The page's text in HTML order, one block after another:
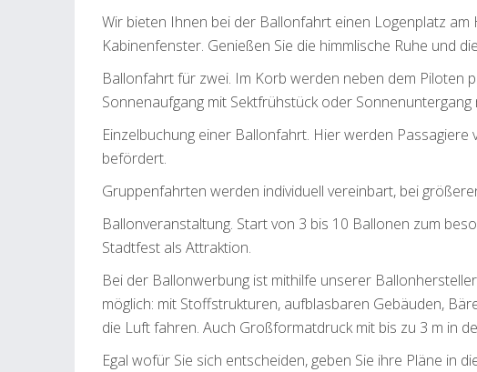
Wir bieten Ihnen bei der Ballonfahrt einen Logenplatz
Kabinenfenster. Genießen Sie die himmlische Ruhe und
Ballonfahrt für zwei. Im Korb werden neben dem Piloten
Sonnenaufgang mit Sektfrühstück oder Sonnenuntergang
Einzelbuchung einer Ballonfahrt. Hier werden
befördert.
Gruppenfahrten werden individuell vereinbart, bei
Ballonveranstaltung. Start von 3 bis 10 Ballonen zum
Stadtfest als Attraktion.
Bei der Ballonwerbung ist mithilfe unserer
möglich: mit Stoffstrukturen, aufblasbaren Gebäuden,
die Luft fahren. Auch Großformatdruck mit bis zu 3 m in
Egal wofür Sie sich entscheiden, geben Sie ihre Pläne in